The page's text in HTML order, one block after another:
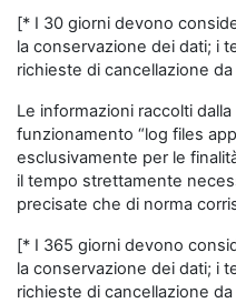
[* I 30 giorni devono
la conservazione dei dati; i
richieste di cancellazione
Le informazioni raccolti
funzionamento “log files
esclusivamente per le
il tempo strettamente
precisate che di norma
[* I 365 giorni devono
la conservazione dei dati; i
richieste di cancellazione